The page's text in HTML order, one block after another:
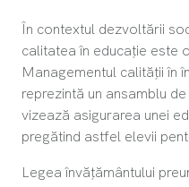
În contextul dezvoltării
calitatea în educație este
Managementul calității în
reprezintă un ansamblu
vizează asigurarea unei
pregătind astfel elevii
Legea învățământului